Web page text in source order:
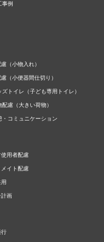
事例
（小物入れ）
（小便器間仕切り）
ズトイレ（子ども専用トイレ）
配慮（大きい荷物）
・コミュニケーション
使用者配慮
メイト配慮
計画
行